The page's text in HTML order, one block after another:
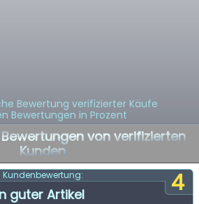
Bewertung verifizierter Käufe
Bewertungen in Prozent
von verifizierten
Kunden
4
Kundenbewertung:
guter Artikel